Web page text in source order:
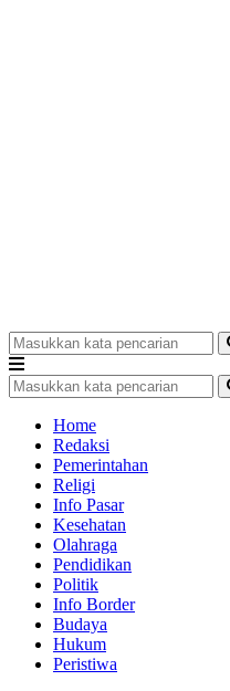
Home
Redaksi
Pemerintahan
Religi
Info Pasar
Kesehatan
Olahraga
Pendidikan
Politik
Info Border
Budaya
Hukum
Peristiwa